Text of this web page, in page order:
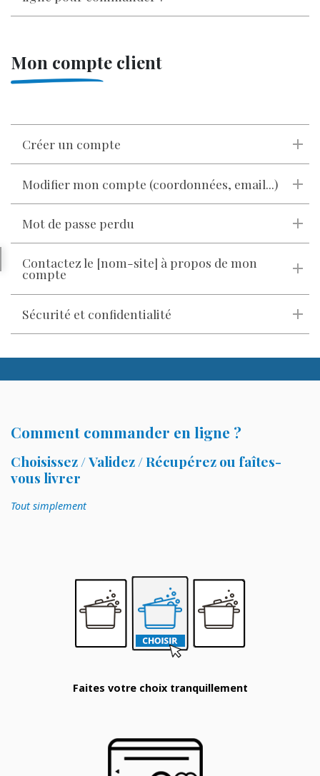
Mon compte client
Créer un compte
Modifier mon compte (coordonnées, email...)
Mot de passe perdu
Contactez le [nom-site] à propos de mon
compte
Sécurité et confidentialité
Comment commander en ligne ?
Choisissez / Validez / Récupérez ou faîtes-
vous livrer
Tout simplement
Faites votre choix tranquillement